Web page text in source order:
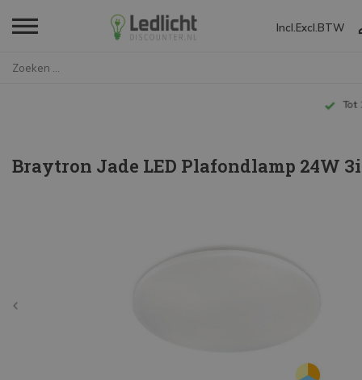
Incl. Excl. BTW
Braytron Jade LED Plafondlamp 24W